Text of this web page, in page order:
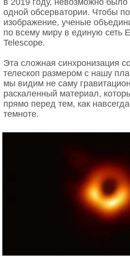
в 2019 году, невозможно
одной обсерватории. Чтобы
изображение, ученые
по всему миру в единую сеть
Telescope.
Эта сложная синхронизация
телескоп размером с нашу
мы видим не саму
раскаленный материал,
прямо перед тем, как
темноте.